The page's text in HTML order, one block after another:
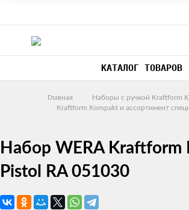
КАТАЛОГ ТОВАРОВ
Главная
Наборы с ручкой Kraftform
Kraftform Kompakt и ассортимент
Набор WERA Kraftform
Pistol RA 051030